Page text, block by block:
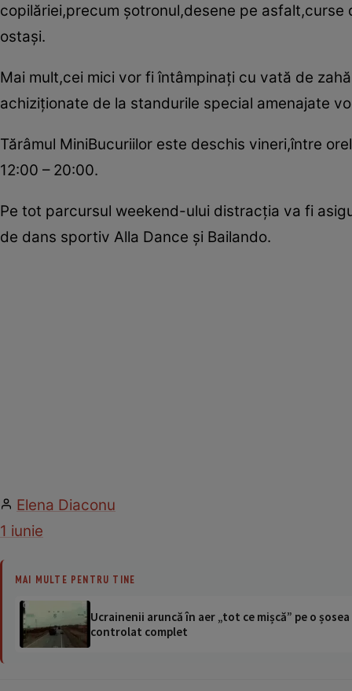
copilăriei,precum şotronul,desene pe
ostaşi.
Mai mult,cei mici vor fi întâmpinaţi cu vată de
achiziţionate de la standurile special amenajate
Tărâmul MiniBucuriilor este deschis vineri,între
12:00 – 20:00.
Pe tot parcursul weekend-ului distracţia va fi
de dans sportiv Alla Dance şi Bailando.
Elena Diaconu
1 iunie
MAI MULTE PENTRU TINE
Ucrainenii aruncă în aer „tot ce mișcă” pe o
controlat complet